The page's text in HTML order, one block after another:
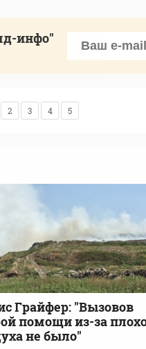
инфо"
2 3 4 5
Грайфер: "Вызовов
помощи из-за
не было"